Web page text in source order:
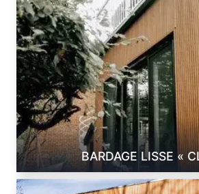
I
p
e
BARDAGE LISSE «